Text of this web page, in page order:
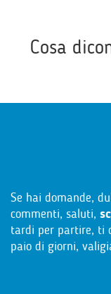
Cosa
Se hai domande,
commenti, saluti,
tardi per partire, ti
paio di giorni,